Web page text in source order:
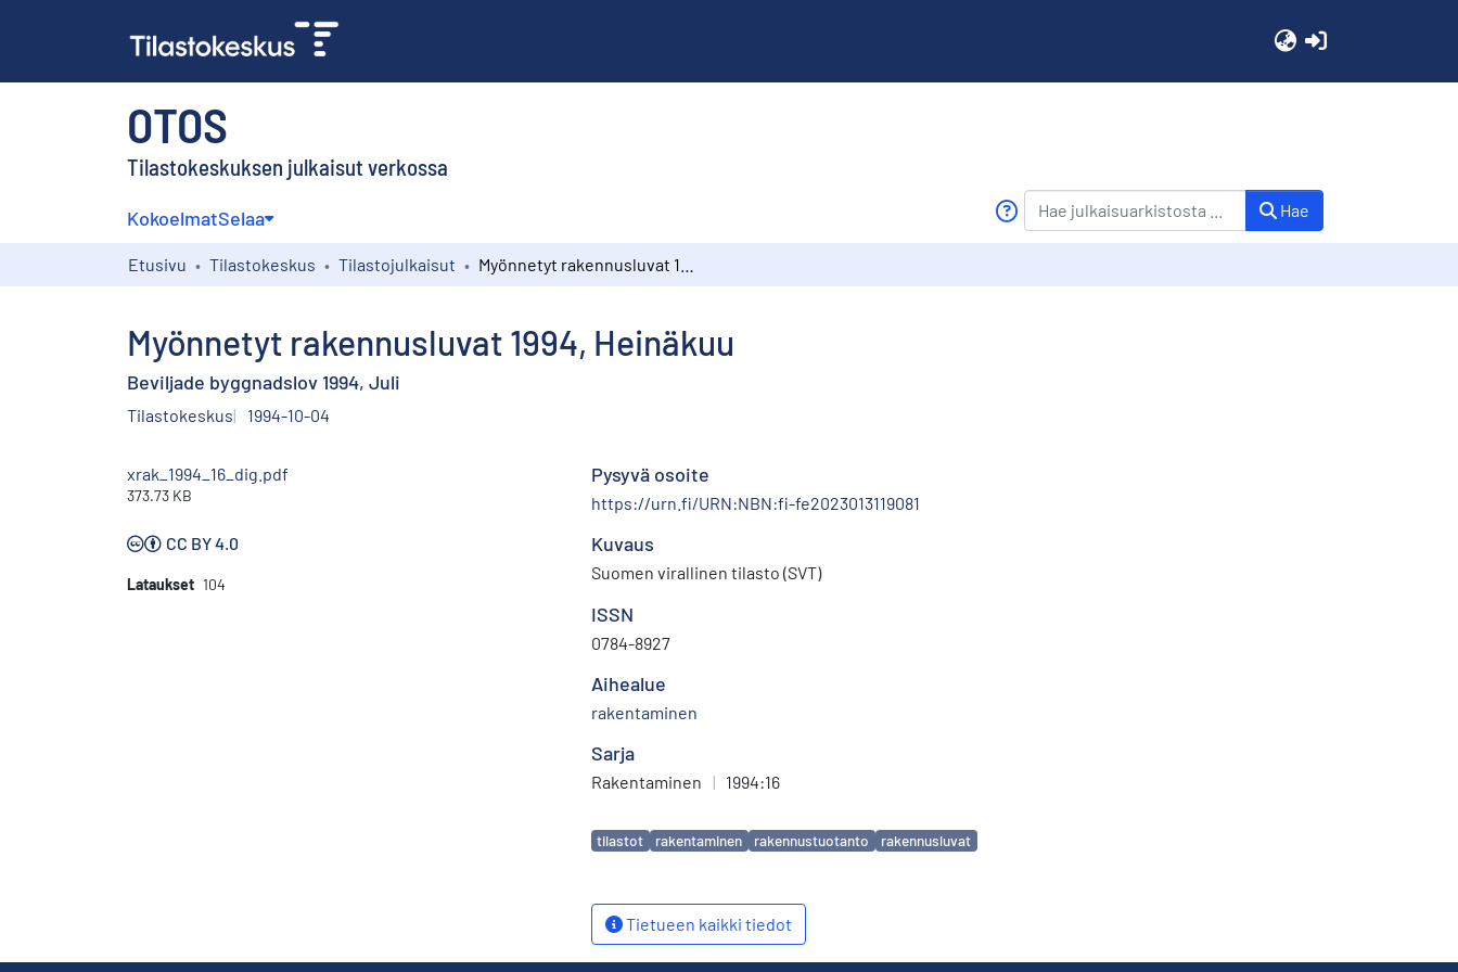
OTOS
Tilastokeskuksen julkaisut verkossa
KokoelmatSelaa Hae
Etusivu Tilastokeskus Tilastojulkaisut
Myönnetyt rakennusluvat 1994, Heinäkuu
Beviljade byggnadslov 1994, Juli
Tilastokeskus 1994-10-04
xrak_1994_16_dig.pdf
373.73 KB
CC BY 4.0
Lataukset 104
Pysyvä osoite
https://urn.fi/URN:NBN:fi-fe2023013119081
Kuvaus
Suomen virallinen tilasto (SVT)
ISSN
0784-8927
Aihealue
rakentaminen
Sarja
Rakentaminen | 1994:16
Avainsanat
tilastot rakentaminen rakennustuotanto rakennusluvat
Tietueen kaikki tiedot